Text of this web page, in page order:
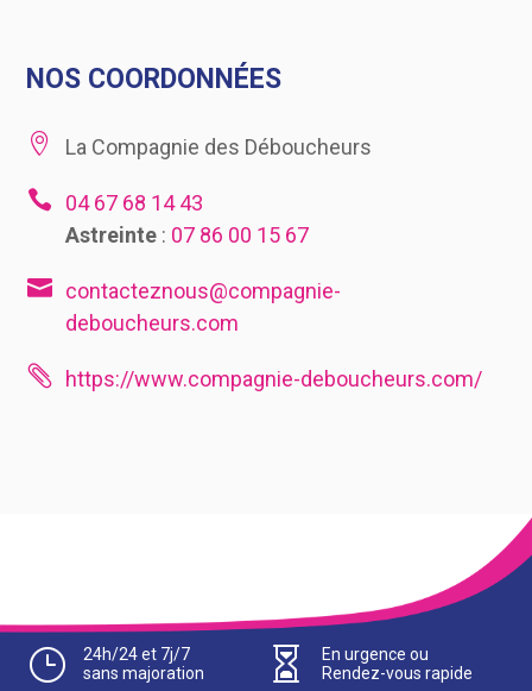
NOS COORDONNÉES
 La Compagnie des Déboucheurs

04 67 68 14 43
Astreinte: 07 86 00 15 67
 contacteznous@compagnie-
deboucheurs.com
 https://www.compagnie-deboucheurs.com/
}
24h/24 et 7j/7
sans majoration

En urgence ou
Rendez-vous rapide